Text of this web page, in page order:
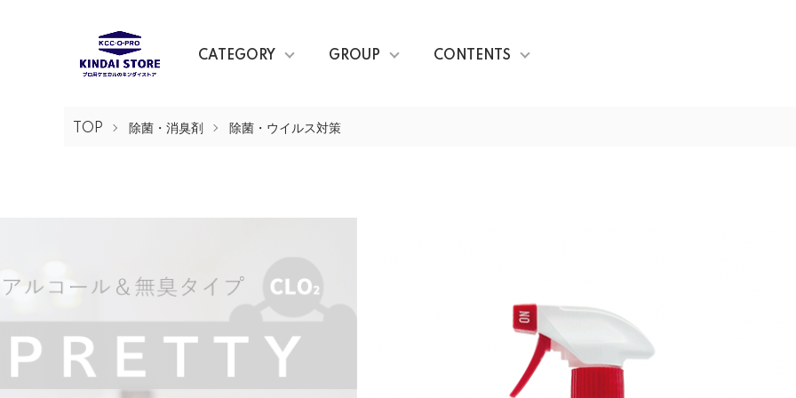
CATEGORY GROUP CONTENTS
TOP 除菌・消臭剤 除菌・ウイルス対策